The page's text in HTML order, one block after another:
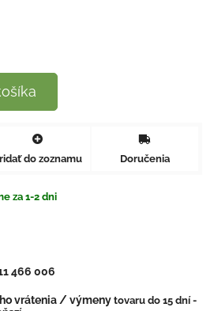
do zoznamu Doručenia
za 1-2 dni
466 006
vrátenia / výmeny tovaru do 15 dní -